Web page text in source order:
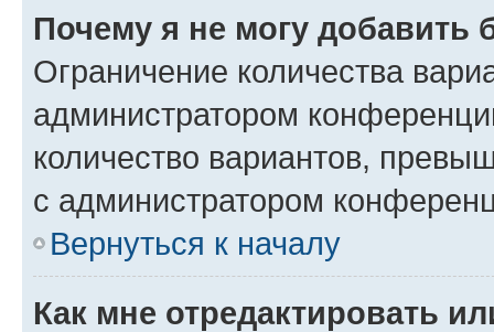
Почему я не могу добавить
Ограничение количества
администратором
количество вариантов,
с администратором
Вернуться к началу
Как мне отредактировать